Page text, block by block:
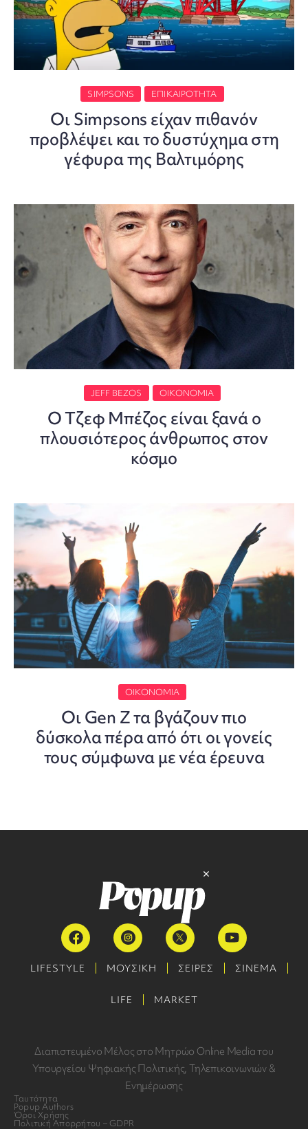
SIMPSONS ΕΠΙΚΑΙΡΌΤΗΤΑ
Οι Simpsons είχαν πιθανόν
προβλέψει και το δυστύχημα στη
γέφυρα της Βαλτιμόρης
JEFF BEZOS ΟΙΚΟΝΟΜΊΑ
Ο Τζεφ Μπέζος είναι ξανά ο
πλουσιότερος άνθρωπος στον
κόσμο
ΟΙΚΟΝΟΜΊΑ
Οι Gen Z τα βγάζουν πιο
δύσκολα πέρα από ότι οι γονείς
τους σύμφωνα με νέα έρευνα
LIFESTYLE ΜΟΥΣΙΚΗ ΣΕΙΡΕΣ ΣΙΝΕΜΑ
LIFE MARKET
Διαπιστευμένο Μέλος στο Μητρώο Online Media του
Υπουργείου Ψηφιακής Πολιτικής, Τηλεπικοινωνιών &
Ενημέρωσης
Ταυτότητα
Popup Authors
Όροι Χρήσης
Πολιτική Απορρήτου – GDPR